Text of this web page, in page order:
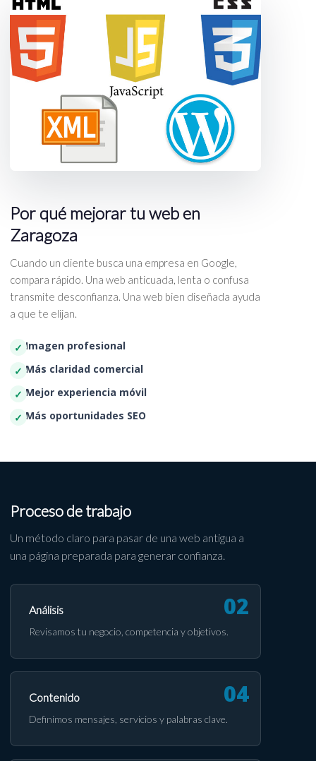
Por qué mejorar tu web en
Zaragoza
Cuando un cliente busca una empresa en Google,
compara rápido. Una web anticuada, lenta o confusa
transmite desconfianza. Una web bien diseñada ayuda
a que te elijan.
Imagen profesional
Más claridad comercial
Mejor experiencia móvil
Más oportunidades SEO
Proceso de trabajo
Un método claro para pasar de una web antigua a
una página preparada para generar confianza.
Análisis
Revisamos tu negocio, competencia y objetivos.
Contenido
Definimos mensajes, servicios y palabras clave.